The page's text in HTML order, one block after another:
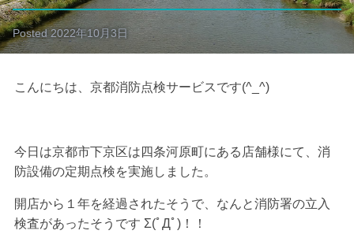
Posted2022年10月3日
こんにちは、京都消防点検サービスです(^_^)
今日は京都市下京区は四条河原町にある店舗様にて、消
防設備の定期点検を実施しました。
開店から１年を経過されたそうで、なんと消防署の立入
検査があったそうです Σ(ﾟДﾟ)！！